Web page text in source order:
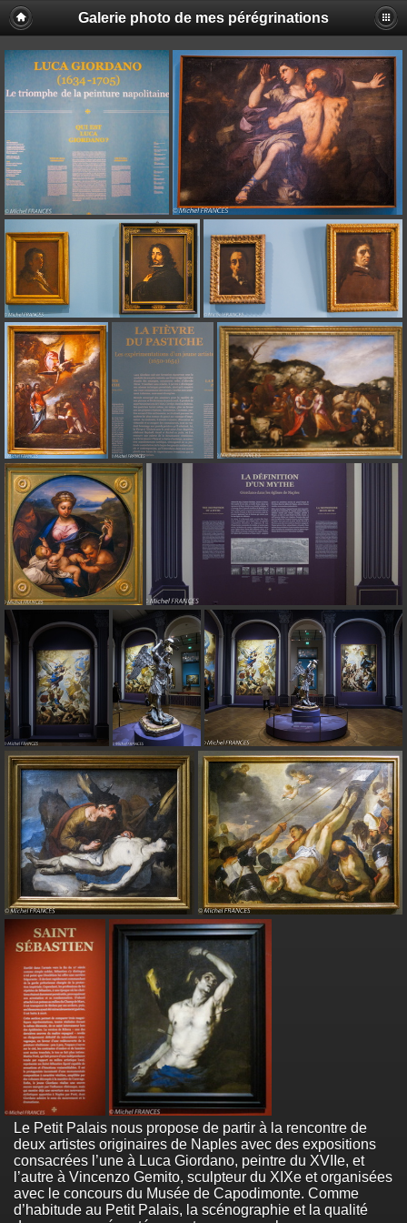
Galerie photo de mes pérégrinations
Le Petit Palais nous propose de partir à la rencontre de
deux artistes originaires de Naples avec des expositions
consacrées l’une à Luca Giordano, peintre du XVIIe, et
l’autre à Vincenzo Gemito, sculpteur du XIXe et organisées
avec le concours du Musée de Capodimonte. Comme
d’habitude au Petit Palais, la scénographie et la qualité